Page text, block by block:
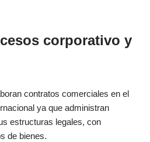
corporativo y
contratos comerciales en el
ya que administran
estructuras legales, con
de bienes.